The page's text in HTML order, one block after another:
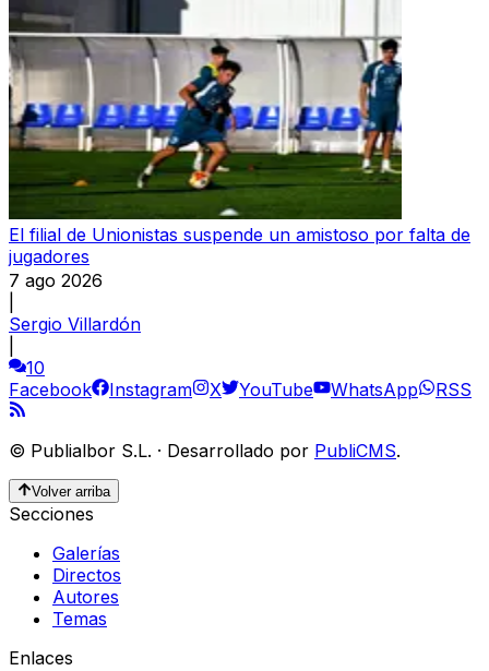
El filial de Unionistas suspende un amistoso por falta de
jugadores
7 ago 2026
Sergio Villardón
10
Facebook
Instagram X YouTube WhatsApp RSS
© Publialbor S.L. · Desarrollado por PubliCMS.
Volver arriba
Secciones
Galerías
Directos
Autores
Temas
Enlaces